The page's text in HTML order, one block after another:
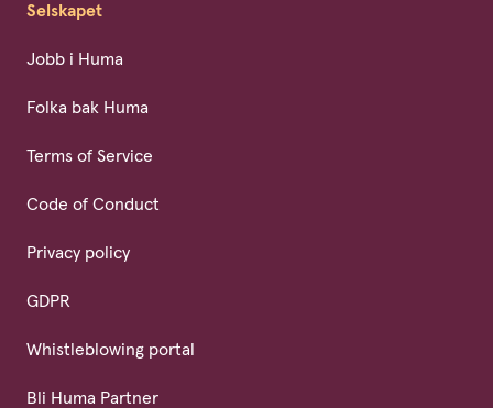
Selskapet
Jobb i Huma
Folka bak Huma
Terms of Service
Code of Conduct
Privacy policy
GDPR
Whistleblowing portal
Bli Huma Partner